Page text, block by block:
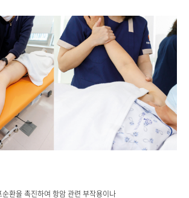
순환을 촉진하여 항암 관련 부작용이나